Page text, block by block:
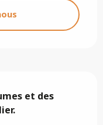
et des